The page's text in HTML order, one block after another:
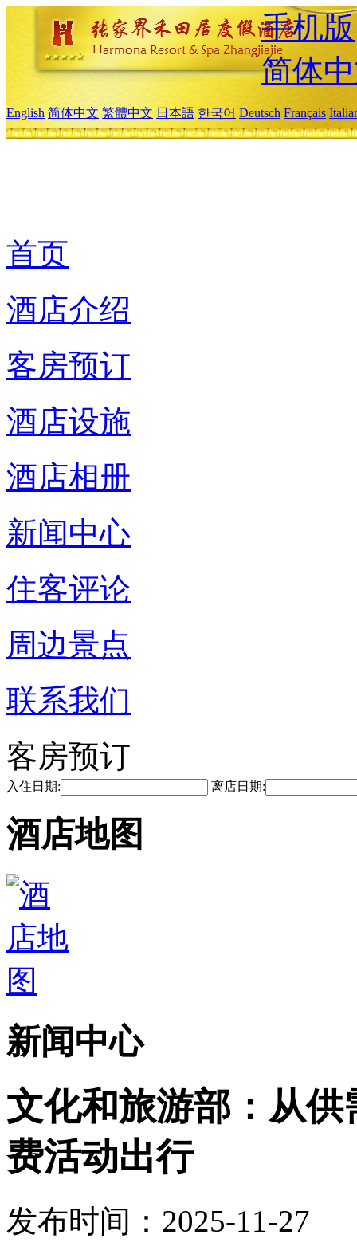
手机版
简体
English 简体中文 繁體中文 日本語 한국어 Deutsch Français
首页
酒店介绍
客房预订
酒店设施
酒店相册
新闻中心
住客评论
周边景点
联系我们
客房预订
入住日期: 离店日期:
酒店地图
新闻中心
文化和旅游部：从
费活动出行
发布时间：2025-11-27